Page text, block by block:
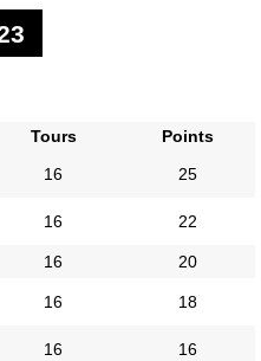
Tours
Points
16 25
16 22
16 20
16 18
16 16